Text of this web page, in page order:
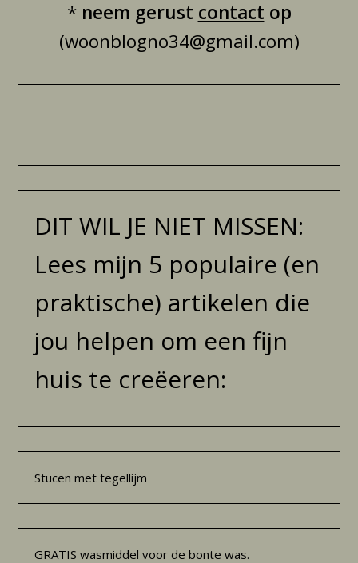
* neem gerust contact op
(woonblogno34@gmail.com)
DIT WIL JE NIET MISSEN:
Lees mijn 5 populaire (en
praktische) artikelen die
jou helpen om een fijn
huis te creëeren:
Stucen met tegellijm
GRATIS wasmiddel voor de bonte was.